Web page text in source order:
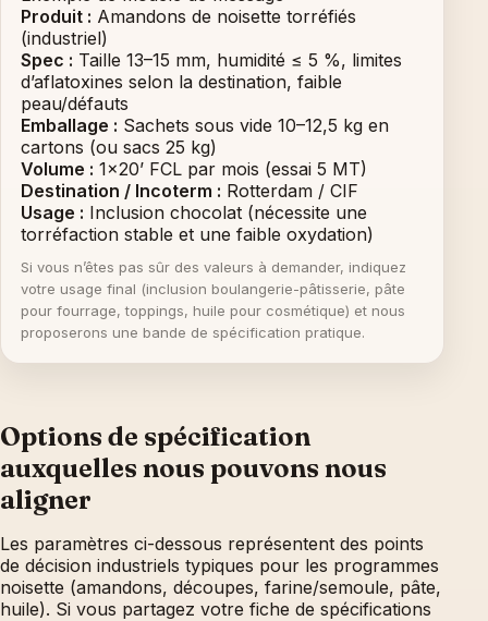
Produit : Amandons de noisette torréfiés
(industriel)
Spec : Taille 13–15 mm, humidité ≤ 5 %, limites
d’aflatoxines selon la destination, faible
peau/défauts
Emballage : Sachets sous vide 10–12,5 kg en
cartons (ou sacs 25 kg)
Volume : 1x20’ FCL par mois (essai 5 MT)
Destination / Incoterm : Rotterdam / CIF
Usage : Inclusion chocolat (nécessite une
torréfaction stable et une faible oxydation)
Si vous n’êtes pas sûr des valeurs à demander, indiquez
votre usage final (inclusion boulangerie-pâtisserie, pâte
pour fourrage, toppings, huile pour cosmétique) et nous
proposerons une bande de spécification pratique.
Options de spécification
auxquelles nous pouvons nous
aligner
Les paramètres ci-dessous représentent des points
de décision industriels typiques pour les programmes
noisette (amandons, découpes, farine/semoule, pâte,
huile). Si vous partagez votre fiche de spécifications